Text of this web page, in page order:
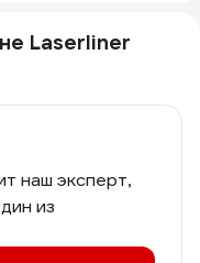
Laserliner
наш эксперт,
из